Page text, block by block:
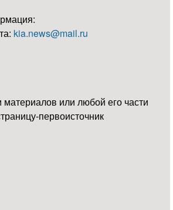
kia.news@mail.ru
или любой его части
первоисточник